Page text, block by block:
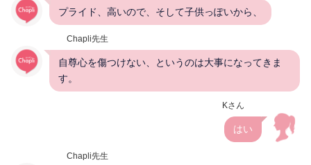
プライド、高いので、そして子供っぽいから、
Chapli先生
自尊心を傷つけない、というのは大事になってきま
す。
Kさん
はい
Chapli先生